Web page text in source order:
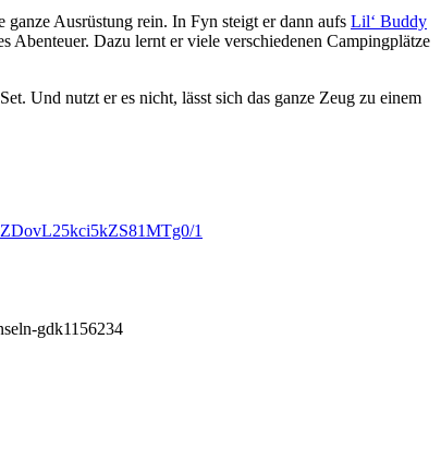
Ausrüstung rein. In Fyn steigt er dann aufs Lil‘ Buddy
Abenteuer. Dazu lernt er viele verschiedenen Campingplätze
Und nutzt er es nicht, lässt sich das ganze Zeug zu einem
1
gdk1156234